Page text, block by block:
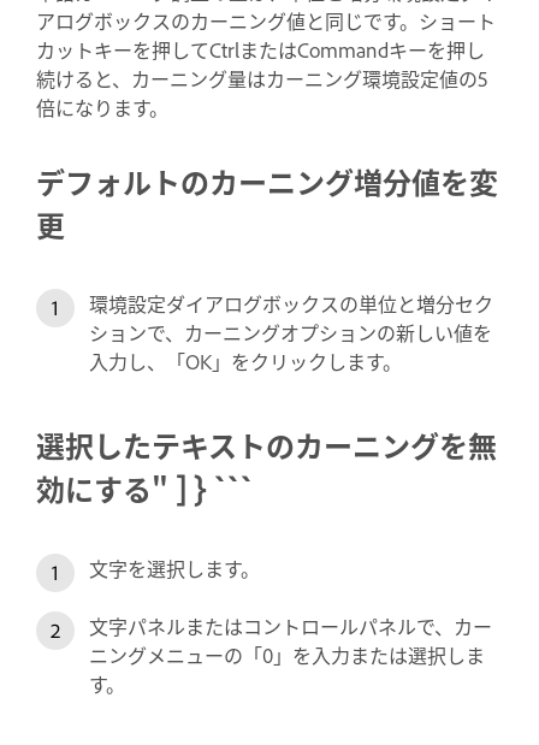
アログボックスのカーニング値と同じです。ショート
カットキーを押してCtrlまたはCommandキーを押し
続けると、カーニング量はカーニング環境設定値の5
倍になります。
デフォルトのカーニング増分値を変
更
環境設定ダイアログボックスの単位と増分セク
ションで、カーニングオプションの新しい値を
入力し、「OK」をクリックします。
選択したテキストのカーニングを無
効にする" ] } ```
文字を選択します。
文字パネルまたはコントロールパネルで、カー
ニングメニューの「0」を入力または選択しま
す。